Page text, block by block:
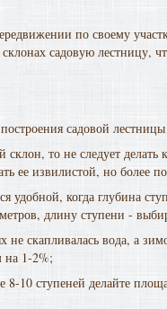
по своему
садовую лестницу,
садовой
склон, то не следует
ее извилистой, но более
удобной, когда глубина
длину ступени -
не скапливалась вода, а
на 1-2%;
10 ступеней делайте